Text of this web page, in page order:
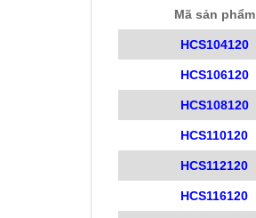
Mã sản phẩm
HCS104120
HCS106120
HCS108120
HCS110120
HCS112120
HCS116120